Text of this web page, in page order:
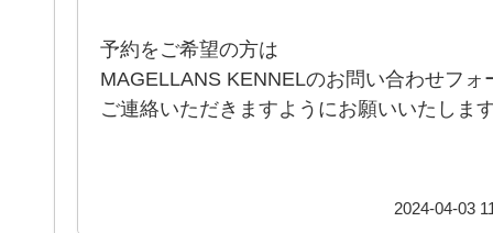
予約をご希望の方は
MAGELLANS KENNELのお問い合わせフォ
ご連絡いただきますようにお願いいたしま
2024-04-03